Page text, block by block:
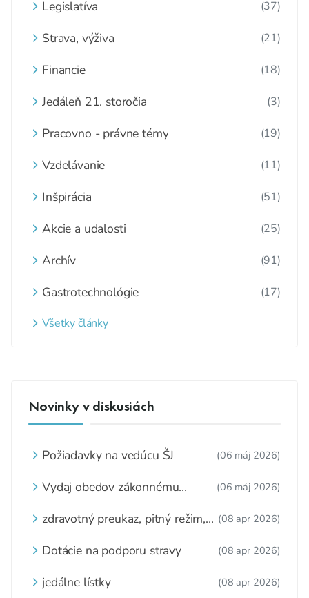
Legislatíva (37)
Strava, výživa (21)
Financie (18)
Jedáleň 21. storočia (3)
Pracovno - právne témy (19)
Vzdelávanie (11)
Inšpirácia (51)
Akcie a udalosti (25)
Archív (91)
Gastrotechnológie (17)
Všetky články
Novinky v diskusiách
Požiadavky na vedúcu ŠJ (06 máj 2026)
Vydaj obedov zákonnému
(06 máj 2026)
zdravotný preukaz, pitný režim,
(08 apr 2026)
Dotácie na podporu stravy (08 apr 2026)
jedálne lístky (08 apr 2026)